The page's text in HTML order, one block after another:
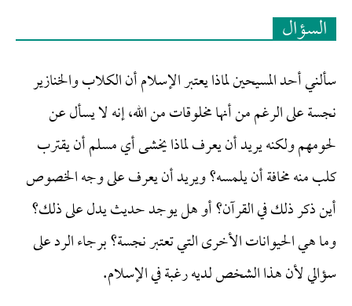
السؤال
سألني أحد المسيحين لماذا يعتبر الإسلام أن الكلاب والخنازير
نجسة على الرغم من أنها مخلوقات من الله، إنه لا يسأل عن
لحومهم ولكنه يريد أن يعرف لماذا يخشى أي مسلم أن يقترب
كلب منه مخافة أن يلمسه؟ ويريد أن يعرف على وجه الخصوص
أين ذكر ذلك في القرآن؟ أو هل يوجد حديث يدل على ذلك؟
وما هي الحيوانات الأخرى التي تعتبر نجسة؟ برجاء الرد على
سؤالي لأن هذا الشخص لديه رغبة في الإسلام.